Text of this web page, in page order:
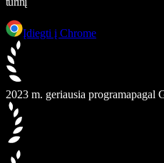
Įdiegti į Chrome
2023 m. geriausia programapagal